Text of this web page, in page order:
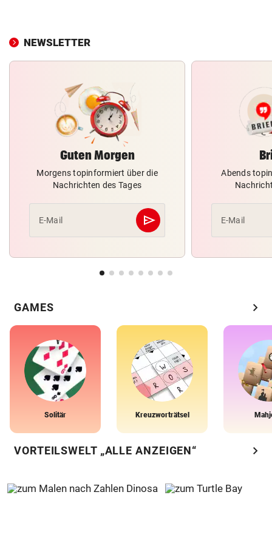
NEWSLETTER
Guten Morgen
Morgens topinformiert über die
Nachrichten des Tages
E-Mail send
Abschicken
Abends
E-Mail
GAMES chevron_right
Solitär Kreuzworträtsel
VORTEILSWELT „ALLE ANZEIGEN“ chevron_right